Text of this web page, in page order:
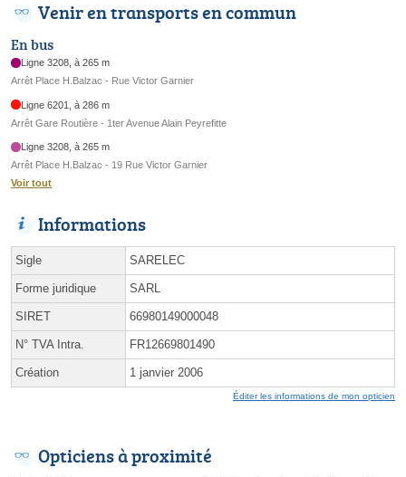
Venir en transports en commun
En bus
Ligne 3208, à 265 m
Arrêt Place H.Balzac - Rue Victor Garnier
Ligne 6201, à 286 m
Arrêt Gare Routière - 1ter Avenue Alain Peyrefitte
Ligne 3208, à 265 m
Arrêt Place H.Balzac - 19 Rue Victor Garnier
Voir tout
Informations
Sigle SARELEC
Forme juridique SARL
SIRET 66980149000048
N° TVA Intra. FR12669801490
Création 1 janvier 2006
Éditer les informations de mon opticien
Opticiens à proximité